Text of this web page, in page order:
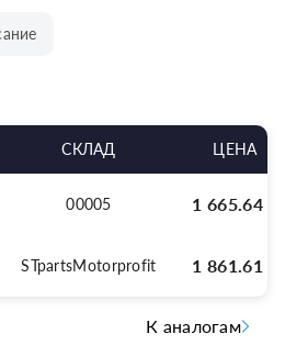
СКЛАД ЦЕНА
00005 1 665.64р
STpartsMotorprofit 1 861.61
К аналогам